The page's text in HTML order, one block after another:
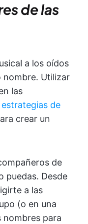
de las
a los oídos
nombre. Utilizar
las
estrategias de
crear un
de
puedas. Desde
a las
(o en una
nombres para